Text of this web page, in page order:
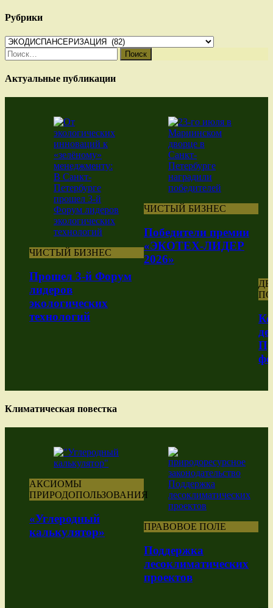
Рубрики
Рубрики
Найти:
Актуальные публикации
ЧИСТЫЙ БИЗНЕС
Прошел 3-й Форум
лидеров
экологических
технологий
ЧИСТЫЙ БИЗНЕС
Победители премии
«ЭКОТЕХ-ЛИДЕР
2026»
Климатическая повестка
АКСИОМЫ
ПРИРОДОПОЛЬЗОВАНИЯ
«Углеродный
калькулятор»
ПРАВОВОЕ ПОЛЕ
Поддержка
лесоклиматических
проектов